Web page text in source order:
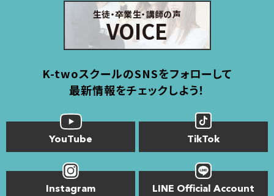
生徒・卒業生・講師の声
VOICE
K-twoスクールのSNSをフォローして
最新情報をチェックしよう！
YouTube TikTok
Instagram LINE Official Account